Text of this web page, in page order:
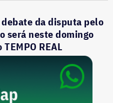
da disputa pelo
será neste domingo
REAL